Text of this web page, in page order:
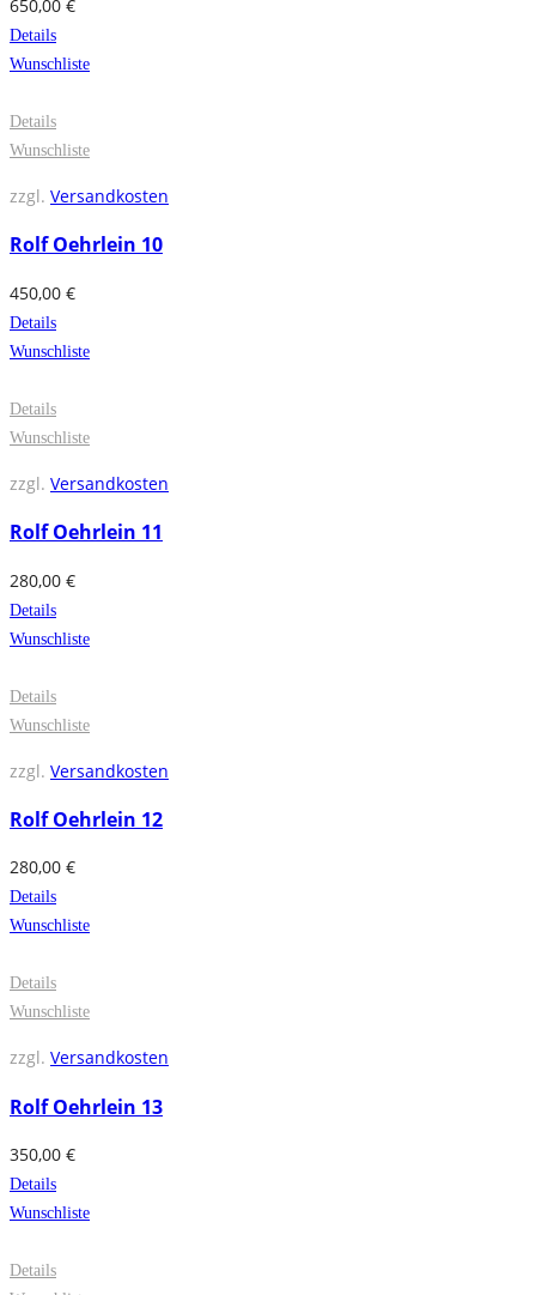
650,00 €
Details
Wunschliste
Details
Wunschliste
zzgl. Versandkosten
Rolf Oehrlein 10
450,00 €
Details
Wunschliste
Details
Wunschliste
zzgl. Versandkosten
Rolf Oehrlein 11
280,00 €
Details
Wunschliste
Details
Wunschliste
zzgl. Versandkosten
Rolf Oehrlein 12
280,00 €
Details
Wunschliste
Details
Wunschliste
zzgl. Versandkosten
Rolf Oehrlein 13
350,00 €
Details
Wunschliste
Details